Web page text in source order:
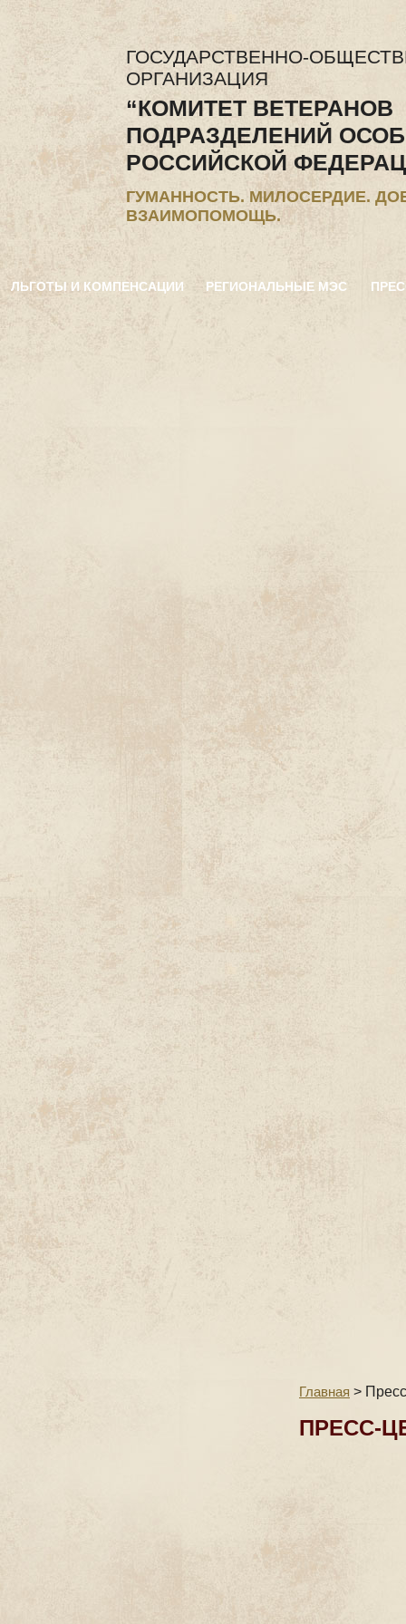
ГОСУДАРСТВЕННО-
ОРГАНИЗАЦИЯ
“КОМИТЕТ ВЕТЕРАНОВ
ПОДРАЗДЕЛЕНИЙ
РОССИЙСКОЙ
ГУМАННОСТЬ. МИЛОСЕРДИЕ.
ВЗАИМОПОМОЩЬ.
ЛЬГОТЫ И КОМПЕНСАЦИИ РЕГИОНАЛЬНЫЕ МЭС
Главная >
ПРЕСС-